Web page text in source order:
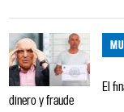
El
dinero y fraude